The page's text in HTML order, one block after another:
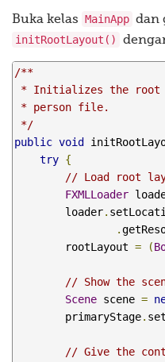
* Opens a
     */
//
File
Buka kelas MainApp dan
initRootLayout()
/**
* Initializes the root
* person file.
*/
public void
try {
// Load root
FXMLLoader
        loader
.
.
        rootLayout
= (
// Show the
Scene scene =
        primaryStage
.
// Give the